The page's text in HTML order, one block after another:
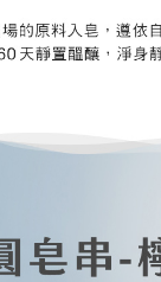
供個人資料，並將交
司。
瀏覽以下網址：
止該用戶之使用額度並